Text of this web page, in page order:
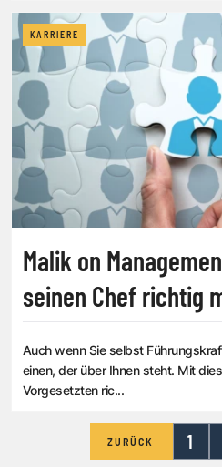
KARRIERE
Malik on
seinen Chef richtig
Auch wenn Sie selbst
einen, der über Ihnen steht. Mit
Vorgesetzten ric...
ZURÜCK 1